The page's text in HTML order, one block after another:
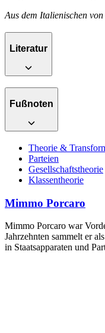
Aus dem Italienischen
Literatur
Fußnoten
Theorie &
Parteien
Gesellschaftstheorie
Klassentheorie
Mimmo Porcaro
Mimmo Porcaro war
Jahrzehnten sammelt er
in Staatsapparaten und